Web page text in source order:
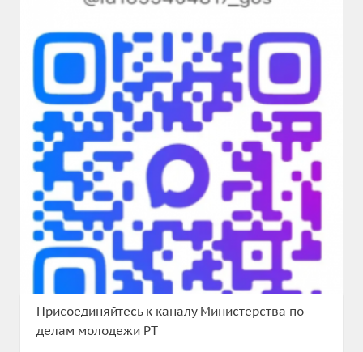
Присоединяйтесь к каналу Министерства по
делам молодежи РТ